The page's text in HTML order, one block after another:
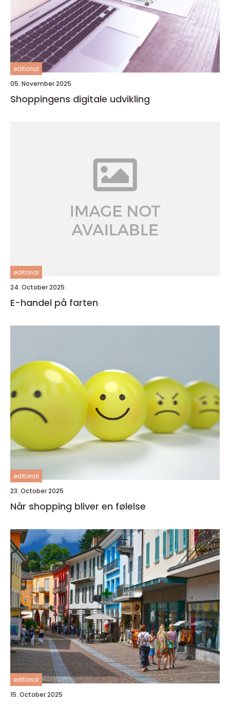
editorial
05. November 2025
Shoppingens digitale udvikling
editorial
24. October 2025
E-handel på farten
editorial
23. October 2025
Når shopping bliver en følelse
editorial
15. October 2025